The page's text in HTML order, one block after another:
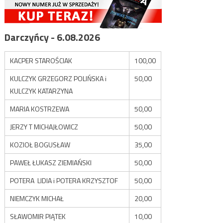
Darczyńcy - 6.08.2026
KACPER STAROŚCIAK
100,00
KULCZYK GRZEGORZ POLIŃSKA i
KULCZYK KATARZYNA
50,00
MARIA KOSTRZEWA
50,00
JERZY T MICHAJŁOWICZ
50,00
KOZIOŁ BOGUSŁAW
35,00
PAWEŁ ŁUKASZ ZIEMIAŃSKI
50,00
POTERA LIDIA i POTERA KRZYSZTOF
50,00
NIEMCZYK MICHAŁ
20,00
SŁAWOMIR PIĄTEK
10,00